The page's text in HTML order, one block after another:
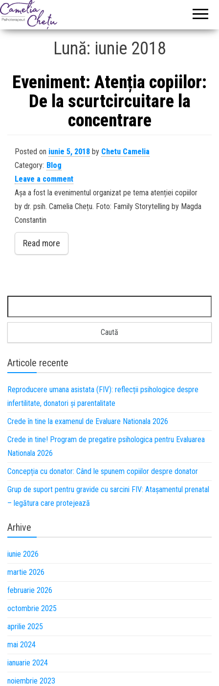
Lună: iunie 2018
Eveniment: Atenția copiilor:
De la scurtcircuitare la
concentrare
Posted on iunie 5, 2018 by Chetu Camelia
Category: Blog
Leave a comment
Așa a fost la evenimentul organizat pe tema atenției copiilor
by dr. psih. Camelia Chețu. Foto: Family Storytelling by Magda
Constantin
Read more
Articole recente
Reproducere umana asistata (FIV): reflecții psihologice despre
infertilitate, donatori și parentalitate
Crede în tine la examenul de Evaluare Nationala 2026
Crede in tine! Program de pregatire psihologica pentru Evaluarea
Nationala 2026
Concepția cu donator: Când le spunem copiilor despre donator
Grup de suport pentru gravide cu sarcini FIV: Atașamentul prenatal
– legătura care protejează
Arhive
iunie 2026
martie 2026
februarie 2026
octombrie 2025
aprilie 2025
mai 2024
ianuarie 2024
noiembrie 2023